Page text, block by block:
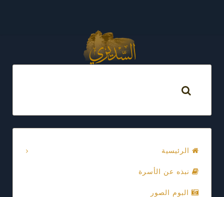
الرئيسية
نبذه عن الأسرة
البوم الصور